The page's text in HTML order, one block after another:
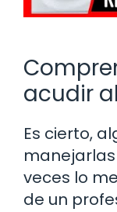
acudir
Es cierto,
veces lo
de un